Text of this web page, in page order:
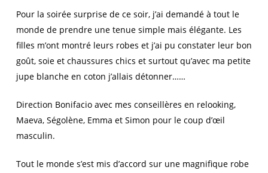
Pour la soirée surprise de ce soir, j’ai demandé à tout le
monde de prendre une tenue simple mais élégante. Les
filles m’ont montré leurs robes et j’ai pu constater leur bon
goût, soie et chaussures chics et surtout qu’avec ma petite
jupe blanche en coton j’allais détonner……
Direction Bonifacio avec mes conseillères en relooking,
Maeva, Ségolène, Emma et Simon pour le coup d’œil
masculin.
Tout le monde s’est mis d’accord sur une magnifique robe